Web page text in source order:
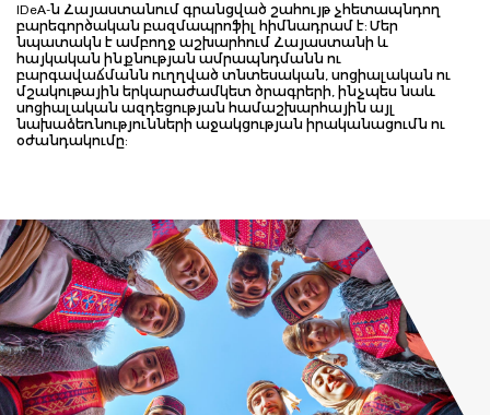
IDeA-ն Հայաստանում գրանցված շահույթ չհետապնդող
բարեգործական բազմապրոֆիլ հիմնադրամ է: Մեր
նպատակն է ամբողջ աշխարհում Հայաստանի և
հայկական ինքնության ամրապնդմանն ու
բարգավաճմանն ուղղված տնտեսական, սոցիալական ու
մշակութային երկարաժամկետ ծրագրերի, ինչպես նաև
սոցիալական ազդեցության համաշխարհային այլ
նախաձեռնությունների աջակցության իրականացումն ու
օժանդակումը: